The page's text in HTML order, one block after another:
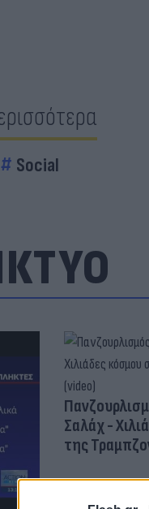
Social
Σαλάχ -
της